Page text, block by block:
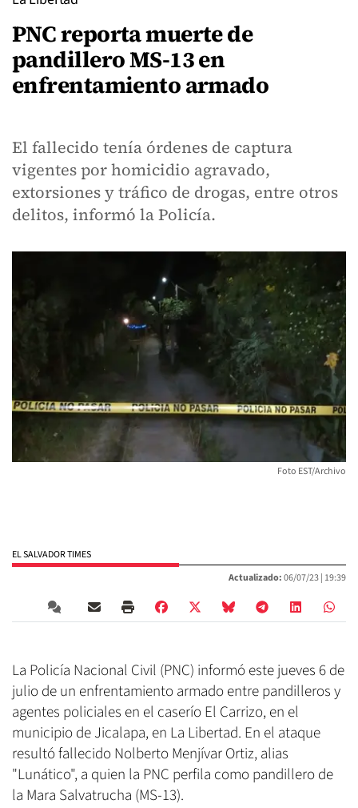
PNC reporta muerte de
pandillero MS-13 en
enfrentamiento armado
El fallecido tenía órdenes de captura
vigentes por homicidio agravado,
extorsiones y tráfico de drogas, entre otros
delitos, informó la Policía.
Foto EST/Archivo
EL SALVADOR TIMES
Actualizado:06/07/23 | 19:39
La Policía Nacional Civil (PNC) informó este jueves 6 de
julio de un enfrentamiento armado entre pandilleros y
agentes policiales en el caserío El Carrizo, en el
municipio de Jicalapa, en La Libertad. En el ataque
resultó fallecido Nolberto Menjívar Ortiz, alias
"Lunático", a quien la PNC perfila como pandillero de
la Mara Salvatrucha (MS-13).